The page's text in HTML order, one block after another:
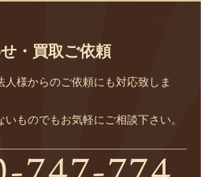
・買取ご依頼
様からのご依頼にも対応致しま
ものでもお気軽にご相談下さい。